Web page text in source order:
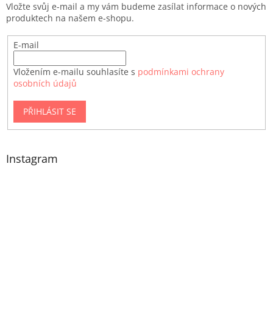
Vložte svůj e-mail a my vám budeme zasílat informace o nových
produktech na našem e-shopu.
E-mail
Vložením e-mailu souhlasíte s podmínkami ochrany
osobních údajů
PŘIHLÁSIT SE
Instagram